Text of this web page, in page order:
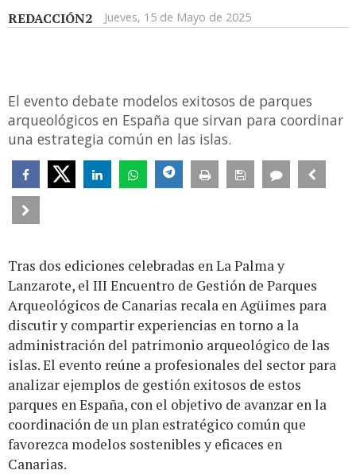
REDACCIÓN2 Jueves, 15 de Mayo de 2025
El evento debate modelos exitosos de parques
arqueológicos en España que sirvan para coordinar
una estrategia común en las islas.
Tras dos ediciones celebradas en La Palma y
Lanzarote, el III Encuentro de Gestión de Parques
Arqueológicos de Canarias recala en Agüimes para
discutir y compartir experiencias en torno a la
administración del patrimonio arqueológico de las
islas. El evento reúne a profesionales del sector para
analizar ejemplos de gestión exitosos de estos
parques en España, con el objetivo de avanzar en la
coordinación de un plan estratégico común que
favorezca modelos sostenibles y eficaces en
Canarias.